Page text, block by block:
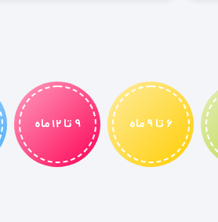
6 تا 9 ماه 9 تا 12 ماه